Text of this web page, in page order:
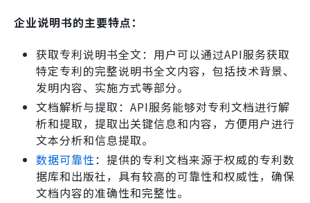
企业说明书的主要特点：
获取专利说明书全文：用户可以通过API服务获取
特定专利的完整说明书全文内容，包括技术背景、
发明内容、实施方式等部分。
文档解析与提取：API服务能够对专利文档进行解
析和提取，提取出关键信息和内容，方便用户进行
文本分析和信息提取。
数据可靠性：提供的专利文档来源于权威的专利数
据库和出版社，具有较高的可靠性和权威性，确保
文档内容的准确性和完整性。